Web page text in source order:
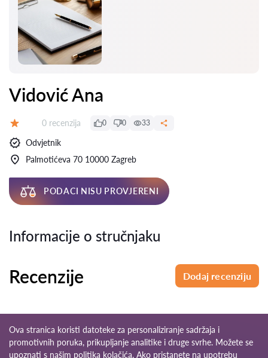
Vidović Ana
Recenzija:
0 recenzija 0 0 33
Odvjetnik
Palmotićeva 70 10000 Zagreb
PODACI NISU PROVJERENI
Informacije o stručnjaku
Recenzije Dodaj recenziju
Ova stranica koristi datoteke za personaliziranje sadržaja i
promotivnih poruka, prikupljanje analitike i druge svrhe. Možete se
upoznati s našim politika kolačića. Ako pristanete na upotrebu